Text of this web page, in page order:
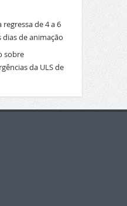
de 4 a 6
de animação
sobre
da ULS de